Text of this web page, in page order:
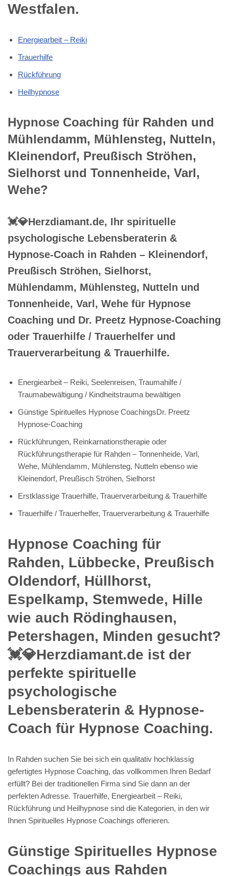
Westfalen.
Energiearbeit – Reiki
Trauerhilfe
Rückführung
Heilhypnose
Hypnose Coaching für Rahden und
Mühlendamm, Mühlensteg, Nutteln,
Kleinendorf, Preußisch Ströhen,
Sielhorst und Tonnenheide, Varl,
Wehe?
💓️💎Herzdiamant.de, Ihr spirituelle
psychologische Lebensberaterin &
Hypnose-Coach in Rahden – Kleinendorf,
Preußisch Ströhen, Sielhorst,
Mühlendamm, Mühlensteg, Nutteln und
Tonnenheide, Varl, Wehe für Hypnose
Coaching und Dr. Preetz Hypnose-Coaching
oder Trauerhilfe / Trauerhelfer und
Trauerverarbeitung & Trauerhilfe.
Energiearbeit – Reiki, Seelenreisen, Traumahilfe /
Traumabewältigung / Kindheitstrauma bewältigen
Günstige Spirituelles Hypnose CoachingsDr. Preetz
Hypnose-Coaching
Rückführungen, Reinkarnationstherapie oder
Rückführungstherapie für Rahden – Tonnenheide, Varl,
Wehe, Mühlendamm, Mühlensteg, Nutteln ebenso wie
Kleinendorf, Preußisch Ströhen, Sielhorst
Erstklassige Trauerhilfe, Trauerverarbeitung & Trauerhilfe
Trauerhilfe / Trauerhelfer, Trauerverarbeitung & Trauerhilfe
Hypnose Coaching für
Rahden, Lübbecke, Preußisch
Oldendorf, Hüllhorst,
Espelkamp, Stemwede, Hille
wie auch Rödinghausen,
Petershagen, Minden gesucht?
💓️💎Herzdiamant.de ist der
perfekte spirituelle
psychologische
Lebensberaterin & Hypnose-
Coach für Hypnose Coaching.
In Rahden suchen Sie bei sich ein qualitativ hochklassig
gefertigtes Hypnose Coaching, das vollkommen Ihren Bedarf
erfüllt? Bei der traditionellen Firma sind Sie dann an der
perfekten Adresse. Trauerhilfe, Energiearbeit – Reiki,
Rückführung und Heilhypnose sind die Kategorien, in den wir
Ihnen Spirituelles Hypnose Coachings offerieren.
Günstige Spirituelles Hypnose
Coachings aus Rahden